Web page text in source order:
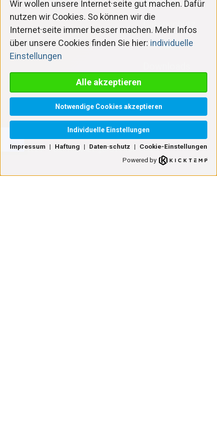
Haftung
Datenschutz
Kontakt
Einstellungen
© 2025 • Peter Kistenberger Betriebs-GmbH
Optionen
zu
navigieren.
ESC
lehnt
alle
Cookies
Wir wollen unsere Internet·seite gut machen. Dafür
nutzen wir Cookies. So können wir die
Internet·seite immer besser machen. Mehr Infos
über unsere Cookies finden Sie hier: individuelle
Einstellungen
Alle akzeptieren
Notwendige Cookies akzeptieren
Individuelle Einstellungen
Impressum | Haftung | Daten·schutz |
Cookie-Einstellungen
Powered by